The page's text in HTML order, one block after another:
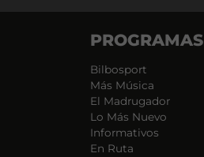
PROGRAMAS
Bilbosport
Más Música
El Madrugador
Lo Más Nuevo
Informativos
En Ruta